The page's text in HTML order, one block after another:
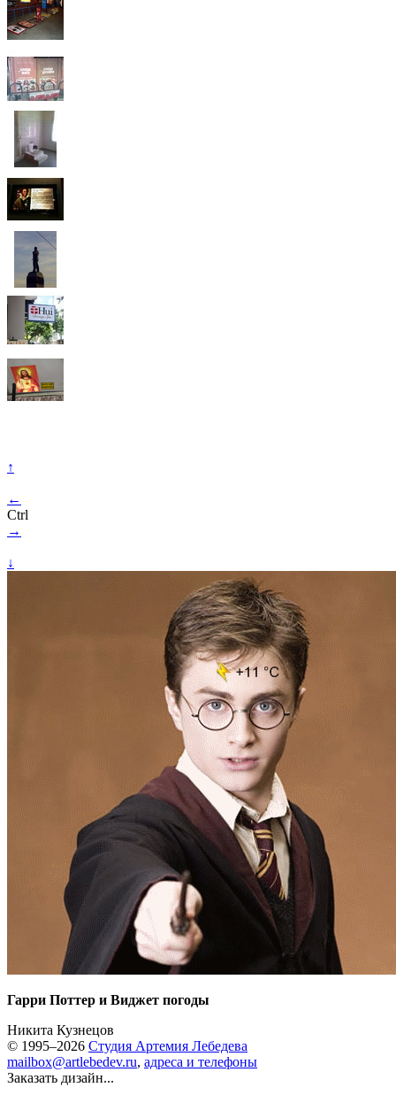
↑
←
Ctrl
→
↓
Гарри Поттер и Виджет погоды
Никита Кузнецов
© 1995–2026 Студия Артемия Лебедева
mailbox@artlebedev.ru, адреса и телефоны
Заказать дизайн...